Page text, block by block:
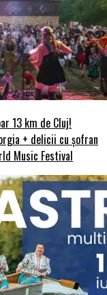
13 km de Cluj!
+ delicii cu șofran
Music Festival